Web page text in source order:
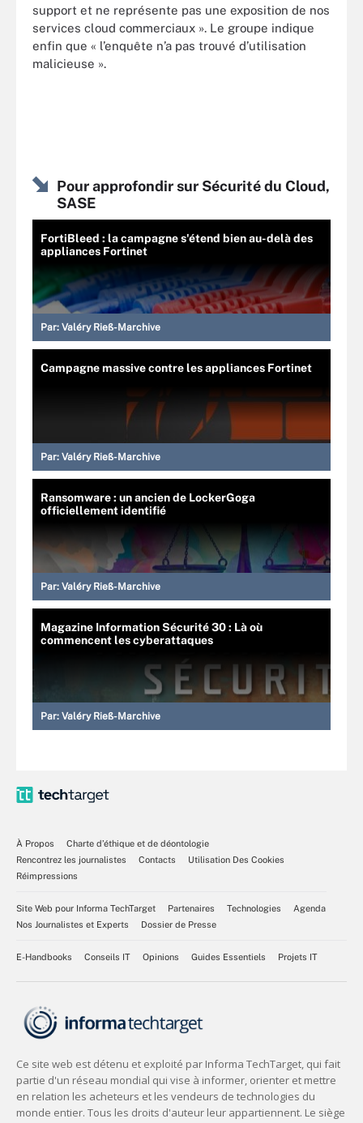
support et ne représente pas une exposition de nos
services cloud commerciaux ». Le groupe indique
enfin que « l’enquête n’a pas trouvé d’utilisation
malicieuse ».
Pour approfondir sur Sécurité du Cloud,
SASE
FortiBleed : la campagne s'étend bien au-delà des
appliances Fortinet
Par: Valéry Rieß-Marchive
Campagne massive contre les appliances Fortinet
Par: Valéry Rieß-Marchive
Ransomware : un ancien de LockerGoga
officiellement identifié
Par: Valéry Rieß-Marchive
Magazine Information Sécurité 30 : Là où
commencent les cyberattaques
Par: Valéry Rieß-Marchive
À Propos
Charte d’éthique et de déontologie
Rencontrez les journalistes
Contacts
Utilisation Des Cookies
Réimpressions
Site Web pour Informa TechTarget Partenaires Technologies
Agenda
Nos Journalistes et Experts
Dossier de Presse
E-Handbooks Conseils IT Opinions Guides Essentiels Projets IT